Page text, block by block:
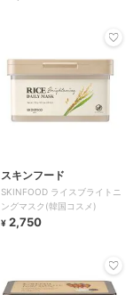
スキンフード
SKINFOOD ライスブライトニ
ングマスク(韓国コスメ)
¥ 2,750